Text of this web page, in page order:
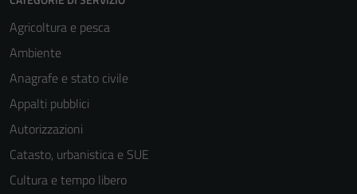
Agricoltura e pesca
Ambiente
Anagrafe e stato civile
Appalti pubblici
Autorizzazioni
Catasto, urbanistica e SUE
Cultura e tempo libero